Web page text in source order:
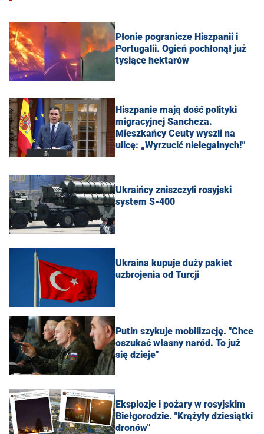
Płonie pogranicze Hiszpanii i
Portugalii. Ogień pochłonął już
tysiące hektarów
Hiszpanie mają dość polityki
migracyjnej Sancheza.
Mieszkańcy Ceuty wyszli na
ulicę: „Wyrzucić nielegalnych!”
Ukraińcy zniszczyli rosyjski
system S-400
Ukraina kupuje duży pakiet
uzbrojenia od Turcji
Putin szykuje mobilizację. "Chce
oszukać własny naród. To już
się dzieje"
Eksplozje i pożary w rosyjskim
Biełgorodzie. "Krążyły dziesiątki
dronów"